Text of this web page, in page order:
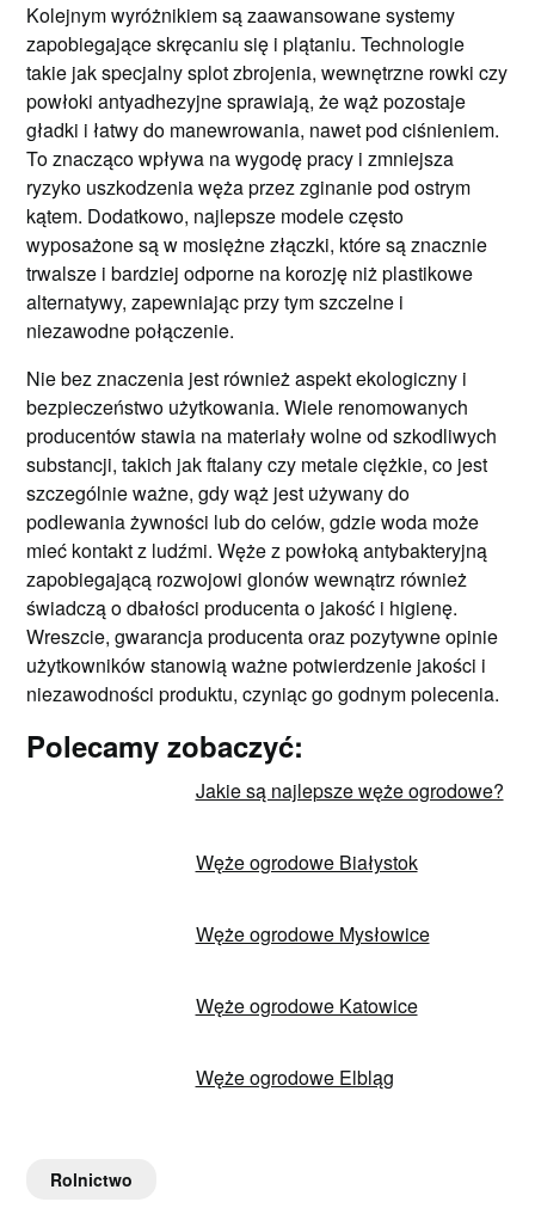
Kolejnym wyróżnikiem są zaawansowane systemy
zapobiegające skręcaniu się i plątaniu. Technologie
takie jak specjalny splot zbrojenia, wewnętrzne rowki czy
powłoki antyadhezyjne sprawiają, że wąż pozostaje
gładki i łatwy do manewrowania, nawet pod ciśnieniem.
To znacząco wpływa na wygodę pracy i zmniejsza
ryzyko uszkodzenia węża przez zginanie pod ostrym
kątem. Dodatkowo, najlepsze modele często
wyposażone są w mosiężne złączki, które są znacznie
trwalsze i bardziej odporne na korozję niż plastikowe
alternatywy, zapewniając przy tym szczelne i
niezawodne połączenie.
Nie bez znaczenia jest również aspekt ekologiczny i
bezpieczeństwo użytkowania. Wiele renomowanych
producentów stawia na materiały wolne od szkodliwych
substancji, takich jak ftalany czy metale ciężkie, co jest
szczególnie ważne, gdy wąż jest używany do
podlewania żywności lub do celów, gdzie woda może
mieć kontakt z ludźmi. Węże z powłoką antybakteryjną
zapobiegającą rozwojowi glonów wewnątrz również
świadczą o dbałości producenta o jakość i higienę.
Wreszcie, gwarancja producenta oraz pozytywne opinie
użytkowników stanowią ważne potwierdzenie jakości i
niezawodności produktu, czyniąc go godnym polecenia.
Polecamy zobaczyć:
Jakie są najlepsze węże ogrodowe?
Węże ogrodowe Białystok
Węże ogrodowe Mysłowice
Węże ogrodowe Katowice
Węże ogrodowe Elbląg
Rolnictwo